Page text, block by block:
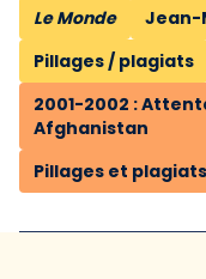
Le Monde
Jean-
Pillages / plagiats
2001-2002 :
Afghanistan
Pillages et plagiats